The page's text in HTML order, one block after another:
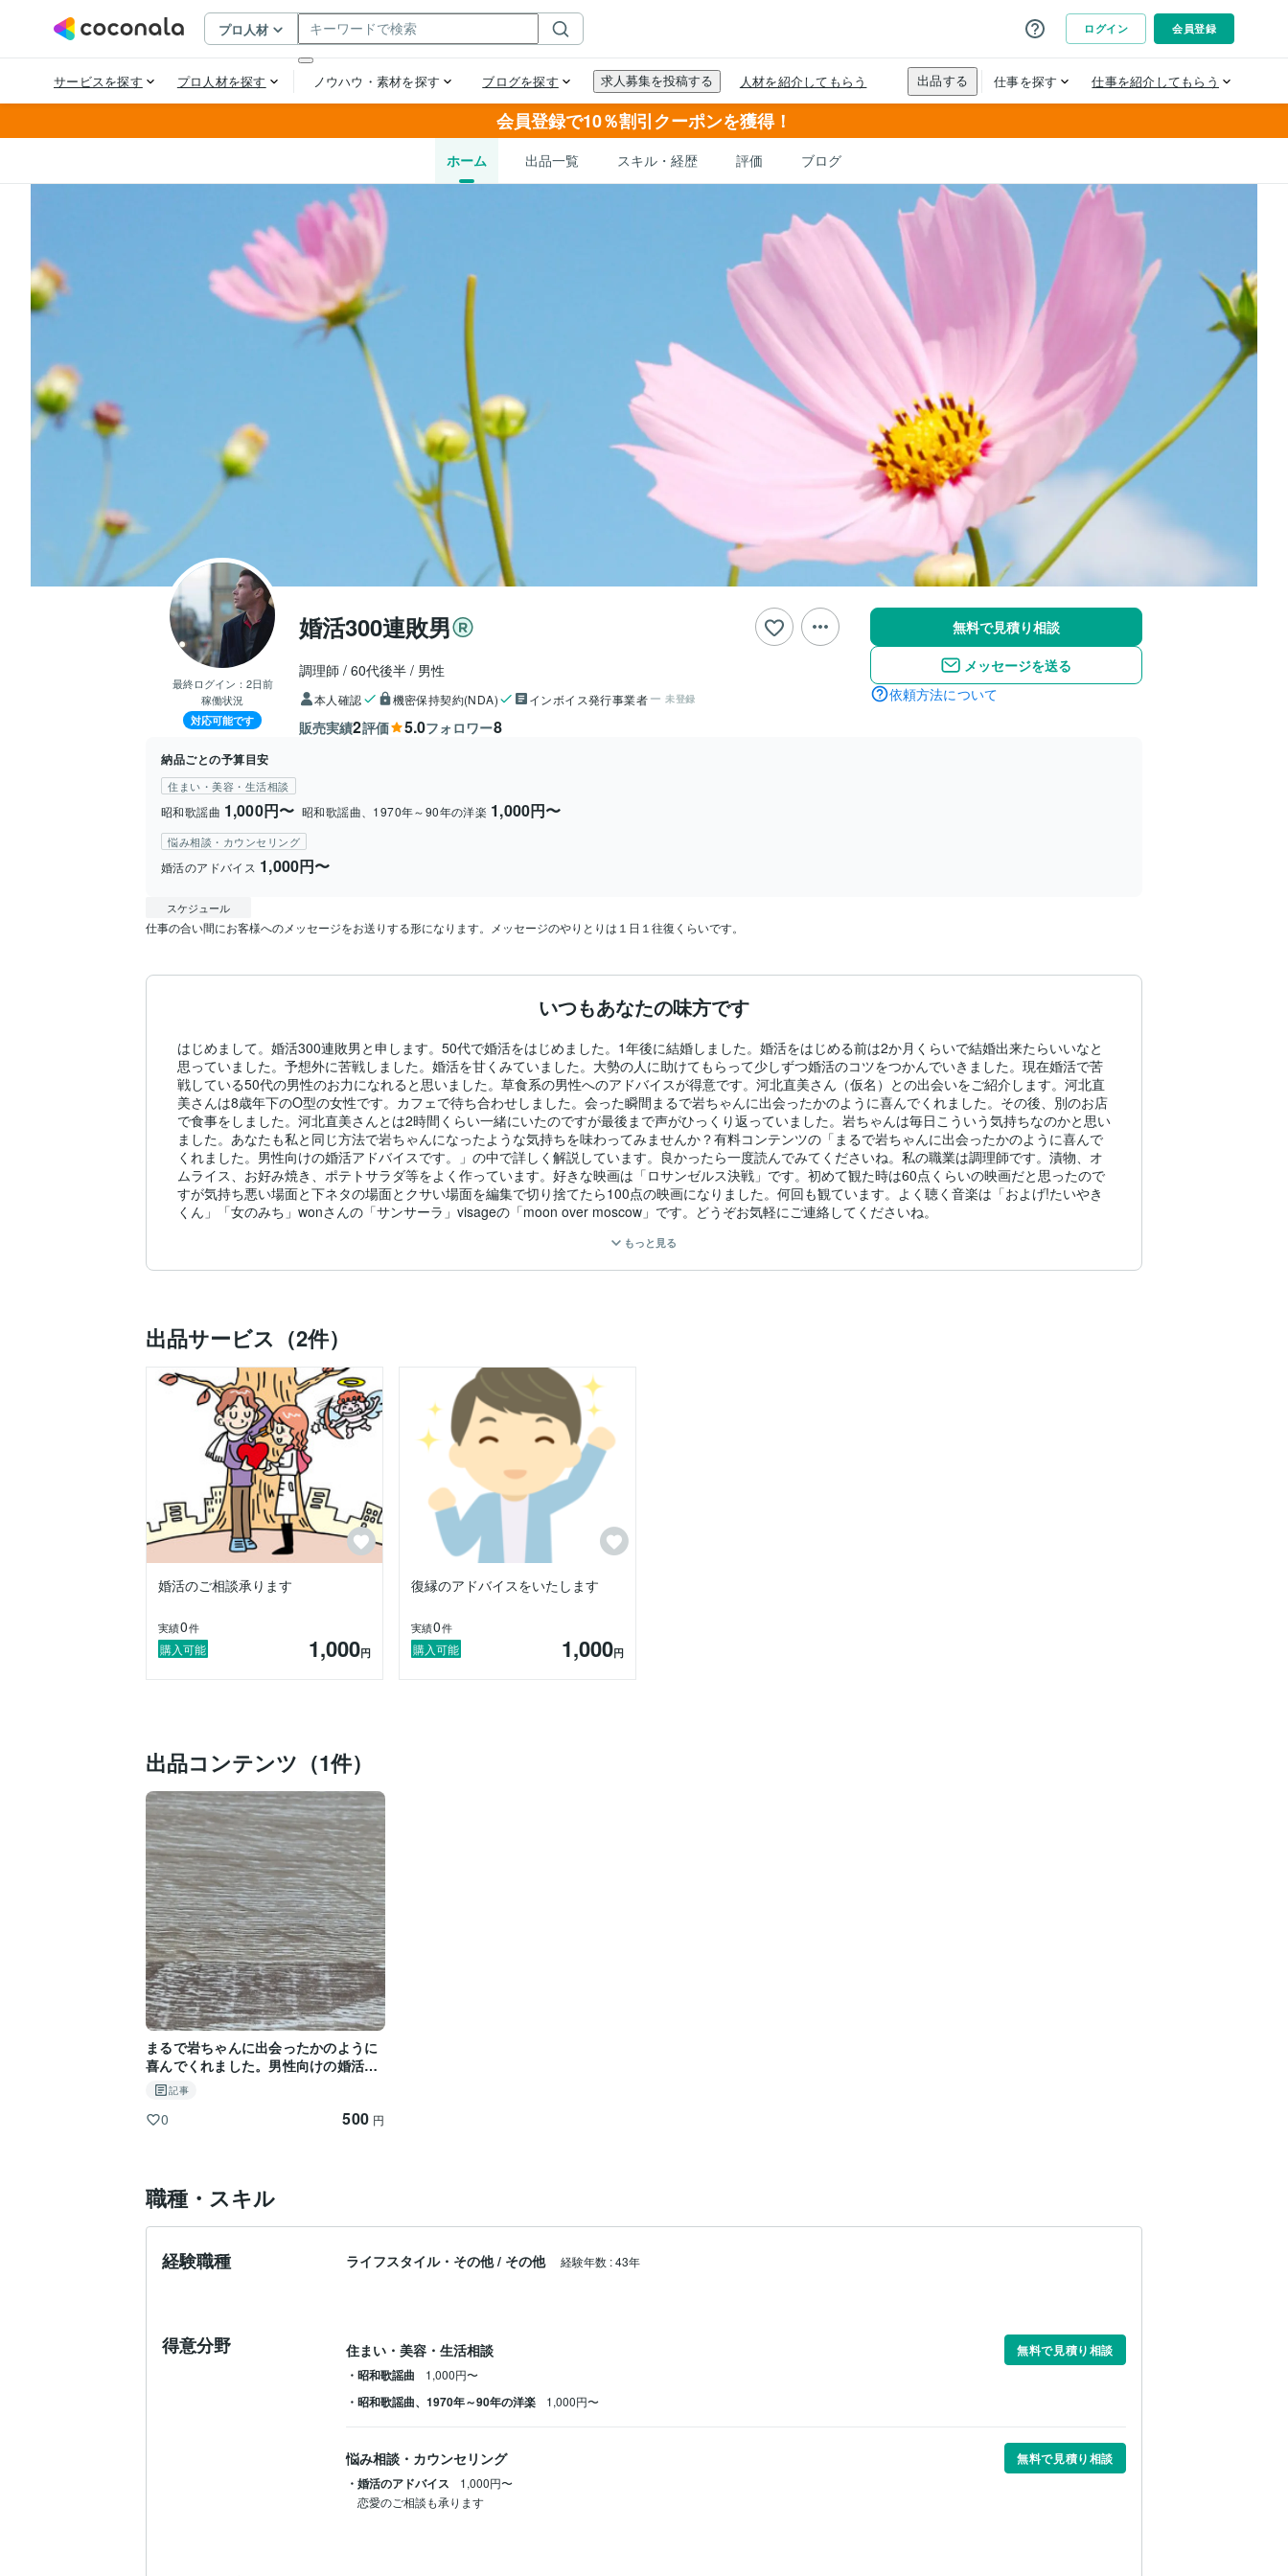
会員登録で10％割引クーポンを獲得！
ホーム 出品一覧 スキル・経歴 評価 ブログ
最終ログイン： 2日前
稼働状況
対応可能です
婚活300連敗男
調理師 60代後半 男性
本人確認 機密保持契約(NDA) インボイス発行事業者 未登録
販売実績2評価 5.0フォロワー8
無料で見積り相談
メッセージを送る
依頼方法について
納品ごとの予算目安
住まい・美容・生活相談
昭和歌謡曲 1,000円〜 昭和歌謡曲、1970年～90年の洋楽 1,000円〜
悩み相談・カウンセリング
婚活のアドバイス 1,000円〜
スケジュール
仕事の合い間にお客様へのメッセージをお送りする形になります。メッセージのやりとりは１日１往復くらいです。
いつもあなたの味方です
はじめまして。婚活300連敗男と申します。50代で婚活をはじめました。1年後に結婚しました。婚活をはじめる前は2か月くらいで結婚出来たらいいなと
思っていました。予想外に苦戦しました。婚活を甘くみていました。大勢の人に助けてもらって少しずつ婚活のコツをつかんでいきました。現在婚活で苦
戦している50代の男性のお力になれると思いました。草食系の男性へのアドバイスが得意です。河北直美さん（仮名）との出会いをご紹介します。河北直
美さんは8歳年下のO型の女性です。カフェで待ち合わせしました。会った瞬間まるで岩ちゃんに出会ったかのように喜んでくれました。その後、別のお店
で食事をしました。河北直美さんとは2時間くらい一緒にいたのですが最後まで声がひっくり返っていました。岩ちゃんは毎日こういう気持ちなのかと思い
ました。あなたも私と同じ方法で岩ちゃんになったような気持ちを味わってみませんか？有料コンテンツの「まるで岩ちゃんに出会ったかのように喜んで
くれました。男性向けの婚活アドバイスです。」の中で詳しく解説しています。良かったら一度読んでみてくださいね。私の職業は調理師です。漬物、オ
ムライス、お好み焼き、ポテトサラダ等をよく作っています。好きな映画は「ロサンゼルス決戦」です。初めて観た時は60点くらいの映画だと思ったので
すが気持ち悪い場面と下ネタの場面とクサい場面を編集で切り捨てたら100点の映画になりました。何回も観ています。よく聴く音楽は「およげ!たいやき
くん」「女のみち」wonさんの「サンサーラ」visageの「moon over moscow」です。どうぞお気軽にご連絡してくださいね。
もっと見る
出品サービス（2件）
婚活のご相談承ります
実績0件
購入可能 1,000円
復縁のアドバイスをいたします
実績0件
購入可能 1,000円
出品コンテンツ（1件）
まるで岩ちゃんに出会ったかのように
喜んでくれました。男性向けの婚活ア
ドバイスです。
記事
0 500 円
職種・スキル
経験職種 ライフスタイル・その他 / その他 経験年数 :43年
得意分野 住まい・美容・生活相談
無料で見積り相談
・昭和歌謡曲
1,000円〜
・昭和歌謡曲、1970年～90年の洋楽 1,000円〜
悩み相談・カウンセリング
無料で見積り相談
・婚活のアドバイス
1,000円〜
恋愛のご相談も承ります